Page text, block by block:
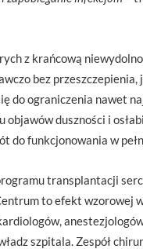
z krańcową
bez przeszczepienia,
do ograniczenia nawet
objawów duszności i
do funkcjonowania w
transplantacji
to efekt wzorowej
szpitala. Zespół